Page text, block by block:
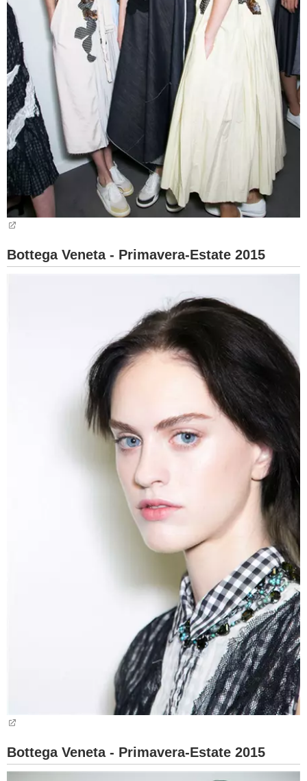
Bottega Veneta - Primavera-Estate 2015
Bottega Veneta - Primavera-Estate 2015